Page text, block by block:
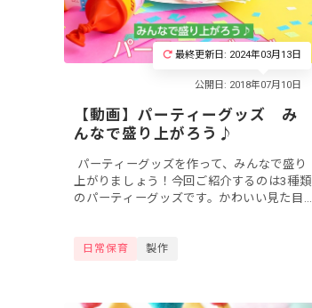
最終更新日: 2024年03月13日
【動画】パーティーグッズ み
んなで盛り上がろう♪
パーティーグッズを作って、みんなで盛り
上がりましょう！今回ご紹介するのは3種類
のパーティーグッズです。かわいい見た目
日常保育 製作